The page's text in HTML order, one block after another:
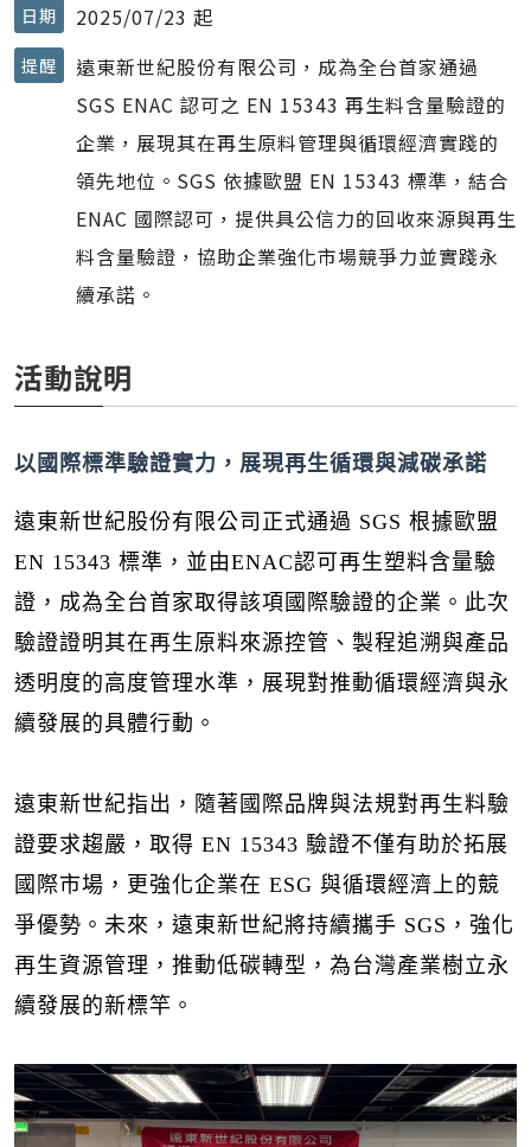
日期 2025/07/23 起
提醒
遠東新世紀股份有限公司，成為全台首家通過
SGS ENAC 認可之 EN 15343 再生料含量驗證的
企業，展現其在再生原料管理與循環經濟實踐的
領先地位。SGS 依據歐盟 EN 15343 標準，結合
ENAC 國際認可，提供具公信力的回收來源與再生
料含量驗證，協助企業強化市場競爭力並實踐永
續承諾。
活動說明
以國際標準驗證實力，展現再生循環與減碳承諾
遠東新世紀股份有限公司正式通過 SGS 根據歐盟
EN 15343 標準，並由ENAC認可再生塑料含量驗
證，成為全台首家取得該項國際驗證的企業。此次
驗證證明其在再生原料來源控管、製程追溯與產品
透明度的高度管理水準，展現對推動循環經濟與永
續發展的具體行動。
遠東新世紀指出，隨著國際品牌與法規對再生料驗
證要求趨嚴，取得 EN 15343 驗證不僅有助於拓展
國際市場，更強化企業在 ESG 與循環經濟上的競
爭優勢。未來，遠東新世紀將持續攜手 SGS，強化
再生資源管理，推動低碳轉型，為台灣產業樹立永
續發展的新標竿。